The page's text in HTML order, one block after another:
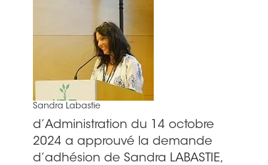
Sandra Labastie
d’Administration du 14 octobre
2024 a approuvé la demande
d’adhésion de Sandra LABASTIE,